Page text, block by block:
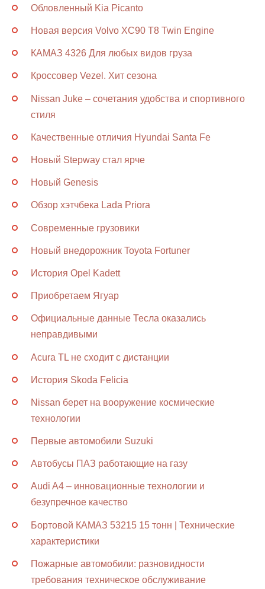
Обловленный Kia Picanto
Новая версия Volvo XC90 T8 Twin Engine
КАМАЗ 4326 Для любых видов груза
Кроссовер Vezel. Хит сезона
Nissan Juke – сочетания удобства и спортивного
стиля
Качественные отличия Hyundai Santa Fe
Новый Stepway стал ярче
Новый Genesis
Обзор хэтчбека Lada Priora
Современные грузовики
Новый внедорожник Toyota Fortuner
История Opel Kadett
Приобретаем Ягуар
Официальные данные Тесла оказались
неправдивыми
Acura TL не сходит с дистанции
История Skoda Felicia
Nissan берет на вооружение космические
технологии
Первые автомобили Suzuki
Автобусы ПАЗ работающие на газу
Audi A4 – инновационные технологии и
безупречное качество
Бортовой КАМАЗ 53215 15 тонн | Технические
характеристики
Пожарные автомобили: разновидности
требования техническое обслуживание